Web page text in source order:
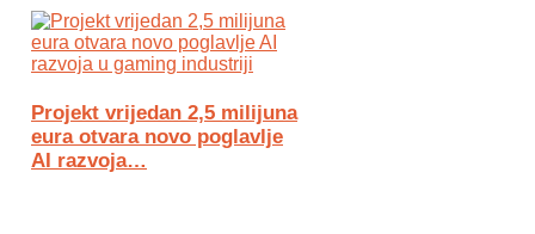
Projekt vrijedan 2,5 milijuna
eura otvara novo poglavlje
AI razvoja…